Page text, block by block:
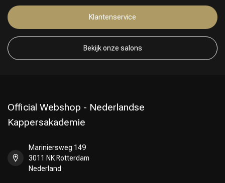
Klantenservice
Bekijk onze salons
Official Webshop - Nederlandse
Kappersakademie
Mariniersweg 149
3011 NK Rotterdam
Nederland